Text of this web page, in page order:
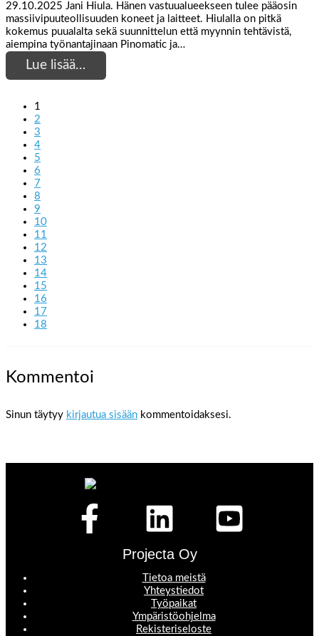
29.10.2025 Jani Hiula. Hänen vastuualueekseen tulee pääosin
massiivipuuteollisuuden koneet ja laitteet. Hiulalla on pitkä
kokemus puualalta sekä suunnittelun että myynnin tehtävistä,
aiempina työnantajinaan Pinomatic ja…
Lue lisää…
1
2
3
4
5
6
7
8
9
10
11
12
13
14
15
16
17
18
Kommentoi
Sinun täytyy kirjautua sisään kommentoidaksesi.
Projecta Oy
Tietoa meistä
Yhteystiedot
Työpaikat
Ympäristöohjelma
Rekisteriseloste